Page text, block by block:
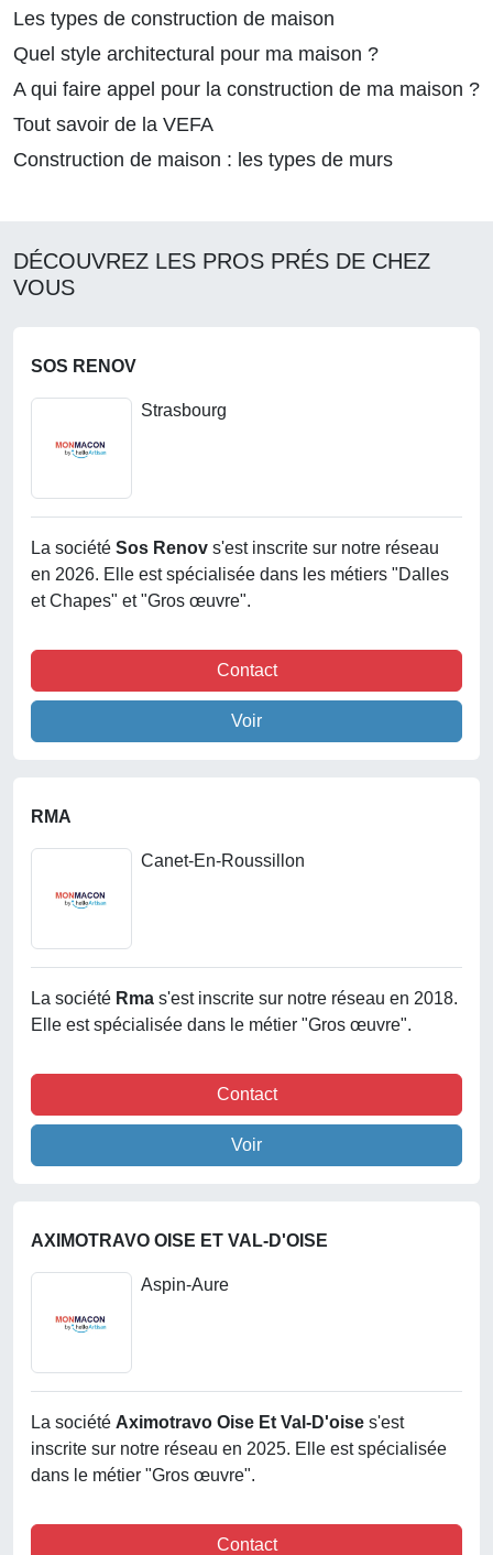
Les types de construction de maison
Quel style architectural pour ma maison ?
A qui faire appel pour la construction de ma maison ?
Tout savoir de la VEFA
Construction de maison : les types de murs
DÉCOUVREZ LES PROS PRÉS DE CHEZ
VOUS
SOS RENOV
Strasbourg
La société Sos Renov s'est inscrite sur notre réseau
en 2026. Elle est spécialisée dans les métiers "Dalles
et Chapes" et "Gros œuvre".
Contact
Voir
RMA
Canet-En-Roussillon
La société Rma s'est inscrite sur notre réseau en 2018.
Elle est spécialisée dans le métier "Gros œuvre".
Contact
Voir
AXIMOTRAVO OISE ET VAL-D'OISE
Aspin-Aure
La société Aximotravo Oise Et Val-D'oise s'est
inscrite sur notre réseau en 2025. Elle est spécialisée
dans le métier "Gros œuvre".
Contact